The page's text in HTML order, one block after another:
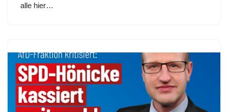
alle hier…